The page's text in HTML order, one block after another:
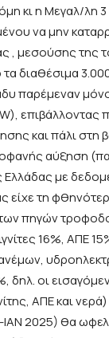
κι η Μεγαλ/λη
να μην
, μεσούσης της
διαθέσιμα
παρέμεναν
επιβάλλοντας
και πάλι στη
αύξηση
με
είχε τη
πηγών
16%, ΑΠΕ
δηλ. οι
ΑΠΕ και
ΙΑΝ 2025) θα